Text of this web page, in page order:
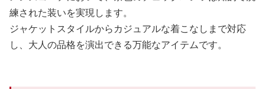
練された装いを実現します。
ジャケットスタイルからカジュアルな着こなしまで対応
し、大人の品格を演出できる万能なアイテムです。